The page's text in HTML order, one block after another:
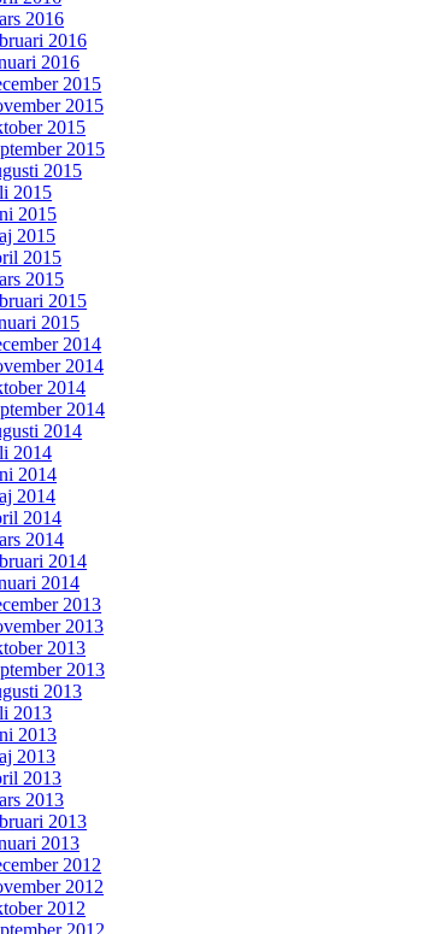
2016
2016
2016
2015
2015
2015
2015
2015
2015
2015
2015
2015
2015
2015
2015
2014
2014
2014
2014
2014
2014
2014
2014
2014
2014
2014
2014
2013
2013
2013
2013
2013
2013
2013
2013
2013
2013
2013
2013
2012
2012
2012
2012